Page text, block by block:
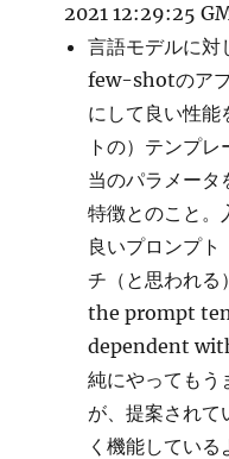
2021 12:29:25
言語モデルに
few-shotのアプ
にして良い性能
トの）テンプ
当のパラメータ
特徴とのこと。
良いプロンプト
チ（と思われ
the prompt
dependent
純にやってもう
が、提案され
く機能している